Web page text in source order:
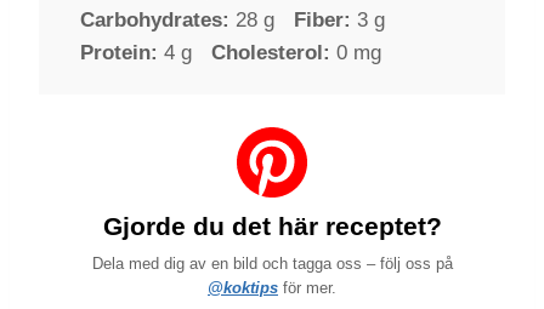
Carbohydrates: 28 g Fiber: 3 g
Protein: 4 g Cholesterol: 0 mg
Gjorde du det här receptet?
Dela med dig av en bild och tagga oss – följ oss på
@koktips för mer.